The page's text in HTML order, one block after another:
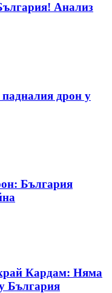
Анализ
падналия дрон у
България
Кардам: Няма
България